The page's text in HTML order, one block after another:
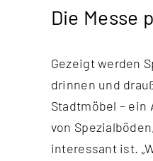
Die Messe
Gezeigt werden
drinnen und
Stadtmöbel – ein
von
interessant ist.